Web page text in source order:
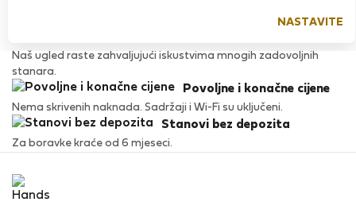
NASTAVITE
Naš ugled raste zahvaljujući iskustvima mnogih zadovoljnih
stanara.
Povoljne i konačne cijene
Nema skrivenih naknada. Sadržaji i Wi-Fi su uključeni.
Stanovi bez depozita
Za boravke kraće od 6 mjeseci.